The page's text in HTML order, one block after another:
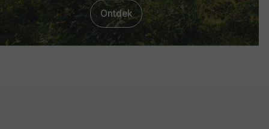
Ontdek